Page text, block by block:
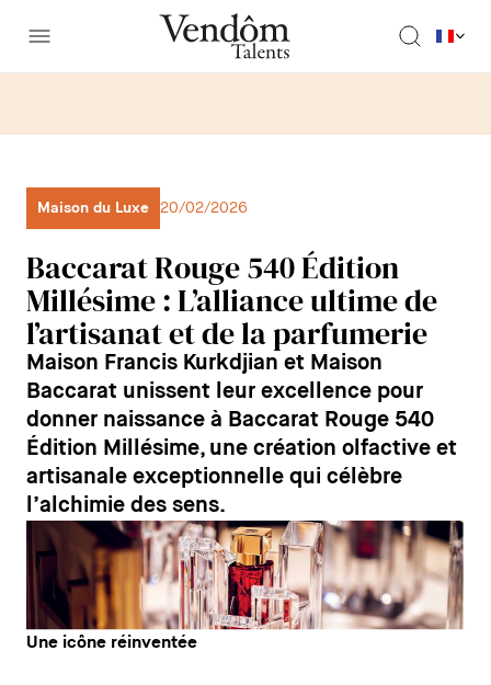
Maison du Luxe 20/02/2026
Baccarat Rouge 540 Édition
Millésime : L’alliance ultime de
l’artisanat et de la parfumerie
Maison Francis Kurkdjian et Maison
Baccarat unissent leur excellence pour
donner naissance à Baccarat Rouge 540
Édition Millésime, une création olfactive et
artisanale exceptionnelle qui célèbre
l’alchimie des sens.
Une icône réinventée